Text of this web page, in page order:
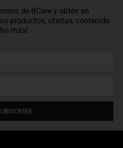
de BCore y obtén en
productos, ofertas, contenido
más!